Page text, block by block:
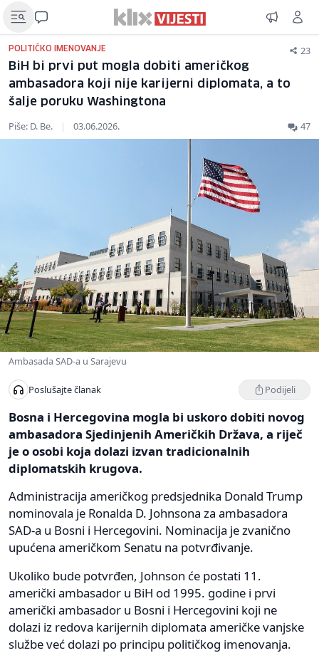
POLITIČKO IMENOVANJE 23
BiH bi prvi put mogla dobiti američkog
ambasadora koji nije karijerni diplomata, a to
šalje poruku Washingtona
Piše: D. Be. | 03.06.2026. 47
Ambasada SAD-a u Sarajevu
Poslušajte članak Podijeli
Bosna i Hercegovina mogla bi uskoro dobiti novog
ambasadora Sjedinjenih Američkih Država, a riječ
je o osobi koja dolazi izvan tradicionalnih
diplomatskih krugova.
Administracija američkog predsjednika Donald Trump
nominovala je Ronalda D. Johnsona za ambasadora
SAD-a u Bosni i Hercegovini. Nominacija je zvanično
upućena američkom Senatu na potvrđivanje.
Ukoliko bude potvrđen, Johnson će postati 11.
američki ambasador u BiH od 1995. godine i prvi
američki ambasador u Bosni i Hercegovini koji ne
dolazi iz redova karijernih diplomata američke vanjske
službe već dolazi po principu političkog imenovanja.